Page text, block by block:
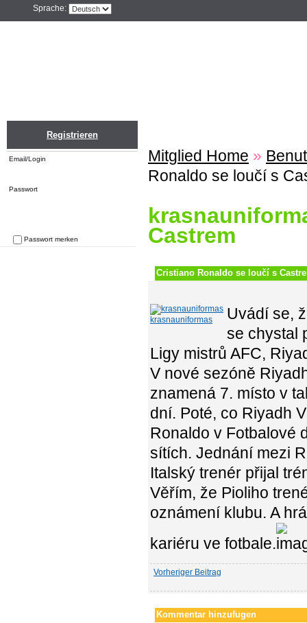
Sprache:
Registrieren
Email/Login
Passwort
Passwort merken
Mitglied Home »
Ronaldo se loučí s
Castrem
Cristiano Ronaldo se loučí s
krasnauniformas
Uvádí se,
se chystal
Ligy mistrů AFC,
V nové sezóně
znamená 7. místo v
dní. Poté, co Riyadh
Ronaldo v Fotbalové
sítích. Jednání mezi
Italský trenér přijal
Věřím, že Pioliho
oznámení klubu. A
kariéru ve fotbale.
Vorheriger Beitrag
Kommentar hinzufugen